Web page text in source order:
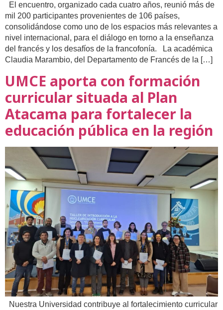
El encuentro, organizado cada cuatro años, reunió más de
mil 200 participantes provenientes de 106 países,
consolidándose como uno de los espacios más relevantes a
nivel internacional, para el diálogo en torno a la enseñanza
del francés y los desafíos de la francofonía. La académica
Claudia Marambio, del Departamento de Francés de la […]
UMCE aporta con formación
curricular situada al Plan
Atacama para fortalecer la
educación pública en la región
Nuestra Universidad contribuye al fortalecimiento curricular